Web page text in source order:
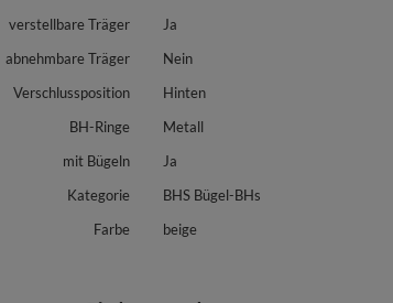
verstellbare Träger
Ja
abnehmbare Träger
Nein
Verschlussposition
Hinten
BH-Ringe
Metall
mit Bügeln
Ja
Kategorie
BHS Bügel-BHs
Farbe
beige